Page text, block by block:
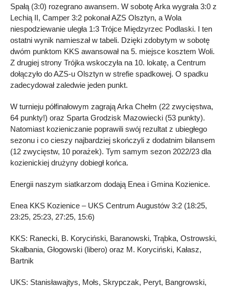
Spałą (3:0) rozegrano awansem. W sobotę Arka wygrała 3:0 z
Lechią II, Camper 3:2 pokonał AZS Olsztyn, a Wola
niespodziewanie uległa 1:3 Trójce Międzyrzec Podlaski. I ten
ostatni wynik namieszał w tabeli. Dzięki zdobytym w sobotę
dwóm punktom KKS awansował na 5. miejsce kosztem Woli.
Z drugiej strony Trójka wskoczyła na 10. lokatę, a Centrum
dołączyło do AZS-u Olsztyn w strefie spadkowej. O spadku
zadecydował zaledwie jeden punkt.
W turnieju półfinałowym zagrają Arka Chełm (22 zwycięstwa,
64 punkty!) oraz Sparta Grodzisk Mazowiecki (53 punkty).
Natomiast kozieniczanie poprawili swój rezultat z ubiegłego
sezonu i co cieszy najbardziej skończyli z dodatnim bilansem
(12 zwycięstw, 10 porażek). Tym samym sezon 2022/23 dla
kozienickiej drużyny dobiegł końca.
Energii naszym siatkarzom dodają Enea i Gmina Kozienice.
Enea KKS Kozienice – UKS Centrum Augustów 3:2 (18:25,
23:25, 25:23, 27:25, 15:6)
KKS: Ranecki, B. Koryciński, Baranowski, Trąbka, Ostrowski,
Skałbania, Głogowski (libero) oraz M. Koryciński, Kałasz,
Bartnik
UKS: Stanisławajtys, Mołs, Skrypczak, Peryt, Bangrowski,